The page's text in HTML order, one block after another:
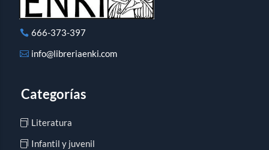
666-373-397
info@libreriaenki.com
Categorías
Literatura
Infantil y juvenil